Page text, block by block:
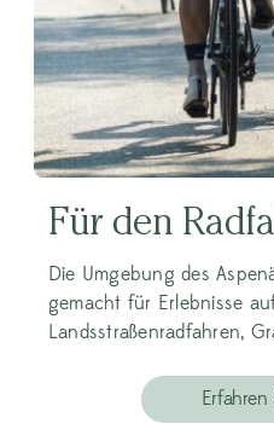
Für den
Die Umgebung des
gemacht für Erlebnisse
Landsstraßenradfahren,
Erfahren